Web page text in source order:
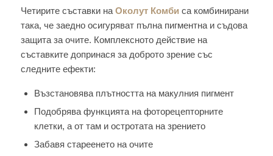
Четирите съставки на Околут Комбиса комбинирани
така, че заедно осигуряват пълна пигментна и съдова
защита за очите. Комплексното действие на
съставките допринася за доброто зрение със
следните ефекти:
Възстановява плътността на макулния пигмент
Подобрява функцията на фоторецепторните
клетки, а от там и остротата на зрението
Забавя стареенето на очите